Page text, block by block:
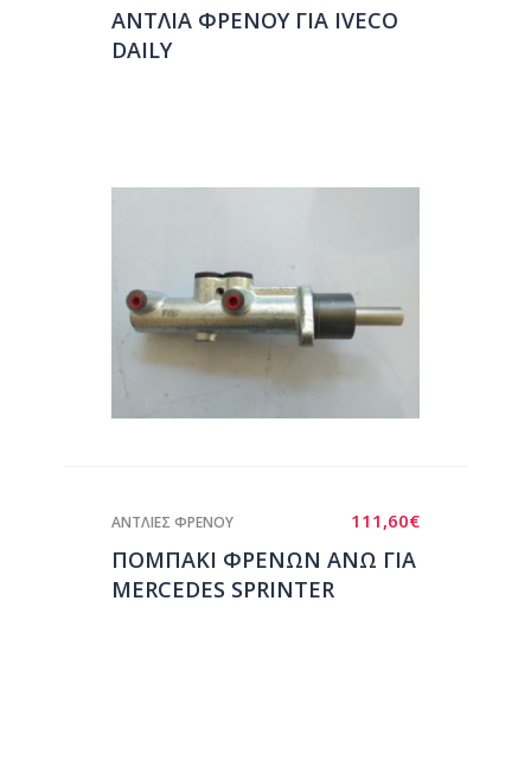
ΑΝΤΛΙΑ ΦΡΕΝΟΥ ΓΙΑ IVECO
DAILY
111,60€
ΑΝΤΛΙΕΣ ΦΡΕΝΟΥ
ΠΟΜΠΑΚΙ ΦΡΕΝΩΝ ΑΝΩ ΓΙΑ
MERCEDES SPRINTER